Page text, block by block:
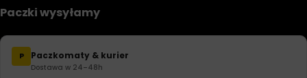
Paczki wysyłamy
P Paczkomaty & kurier
Dostawa w 24–48h